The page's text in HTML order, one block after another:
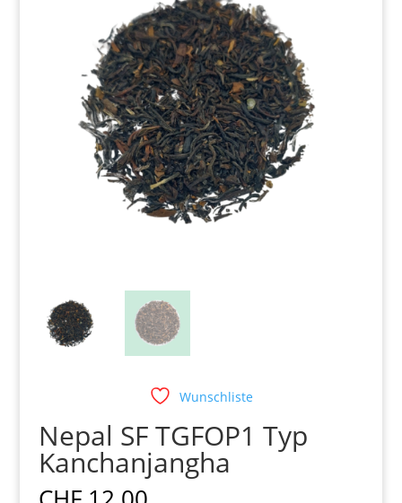
Wunschliste
Nepal SF TGFOP1 Typ
Kanchanjangha